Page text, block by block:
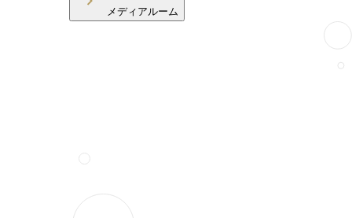
メディアルーム